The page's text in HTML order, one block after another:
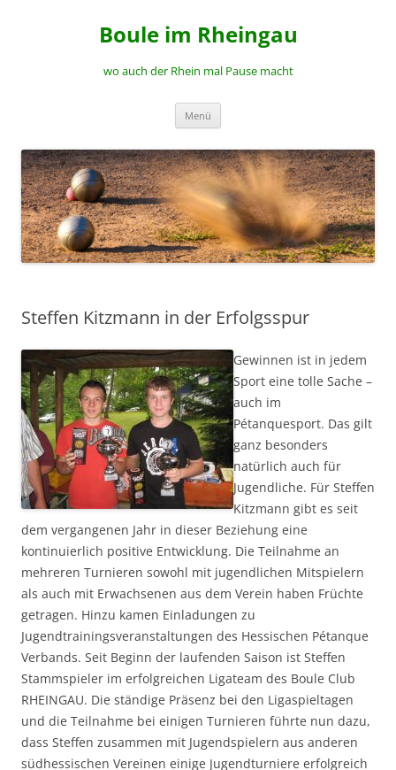
Boule im Rheingau
wo auch der Rhein mal Pause macht
Menü
Steffen Kitzmann in der Erfolgsspur
Gewinnen ist in jedem
Sport eine tolle Sache –
auch im
Pétanquesport. Das gilt
ganz besonders
natürlich auch für
Jugendliche. Für Steffen
Kitzmann gibt es seit
dem vergangenen Jahr in dieser Beziehung eine
kontinuierlich positive Entwicklung. Die Teilnahme an
mehreren Turnieren sowohl mit jugendlichen Mitspielern
als auch mit Erwachsenen aus dem Verein haben Früchte
getragen. Hinzu kamen Einladungen zu
Jugendtrainingsveranstaltungen des Hessischen Pétanque
Verbands. Seit Beginn der laufenden Saison ist Steffen
Stammspieler im erfolgreichen Ligateam des Boule Club
RHEINGAU. Die ständige Präsenz bei den Ligaspieltagen
und die Teilnahme bei einigen Turnieren führte nun dazu,
dass Steffen zusammen mit Jugendspielern aus anderen
südhessischen Vereinen einige Jugendturniere erfolgreich